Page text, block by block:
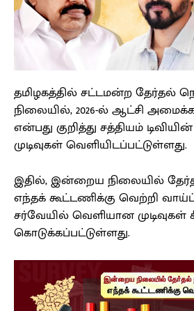
தமிழகத்தில் சட்டமன்ற தேர்தல்
நிலையில், 2026-ல் ஆட்சி
என்பது குறித்து சத்தியம்
முடிவுகள் வெளியிடப்பட்டுள்ளது.
இதில், இன்றைய நிலையில்
எந்தக் கூட்டணிக்கு வெற்றி
சர்வேயில் வெளியான முடிவுகள்
கொடுக்கப்பட்டுள்ளது.